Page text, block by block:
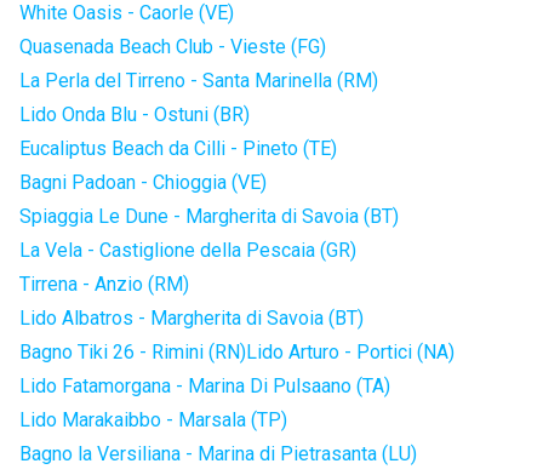
White Oasis - Caorle (VE)
Quasenada Beach Club - Vieste (FG)
La Perla del Tirreno - Santa Marinella (RM)
Lido Onda Blu - Ostuni (BR)
Eucaliptus Beach da Cilli - Pineto (TE)
Bagni Padoan - Chioggia (VE)
Spiaggia Le Dune - Margherita di Savoia (BT)
La Vela - Castiglione della Pescaia (GR)
Tirrena - Anzio (RM)
Lido Albatros - Margherita di Savoia (BT)
Bagno Tiki 26 - Rimini (RN)Lido Arturo - Portici (NA)
Lido Fatamorgana - Marina Di Pulsaano (TA)
Lido Marakaibbo - Marsala (TP)
Bagno la Versiliana - Marina di Pietrasanta (LU)